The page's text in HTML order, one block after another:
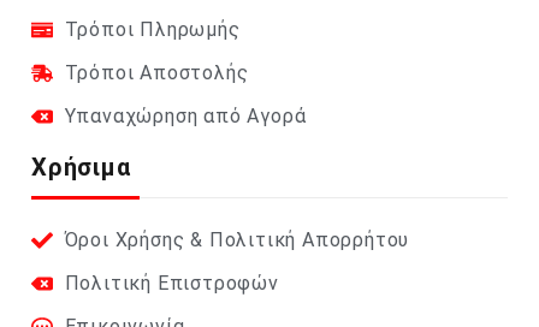
Τρόποι Πληρωμής
Τρόποι Αποστολής
Υπαναχώρηση από Αγορά
Χρήσιμα
Όροι Χρήσης & Πολιτική Απορρήτου
Πολιτική Επιστροφών